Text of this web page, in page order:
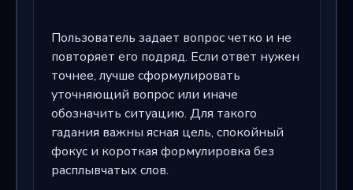
Пользователь задает вопрос четко и не
повторяет его подряд. Если ответ нужен
точнее, лучше сформулировать
уточняющий вопрос или иначе
обозначить ситуацию. Для такого
гадания важны ясная цель, спокойный
фокус и короткая формулировка без
расплывчатых слов.